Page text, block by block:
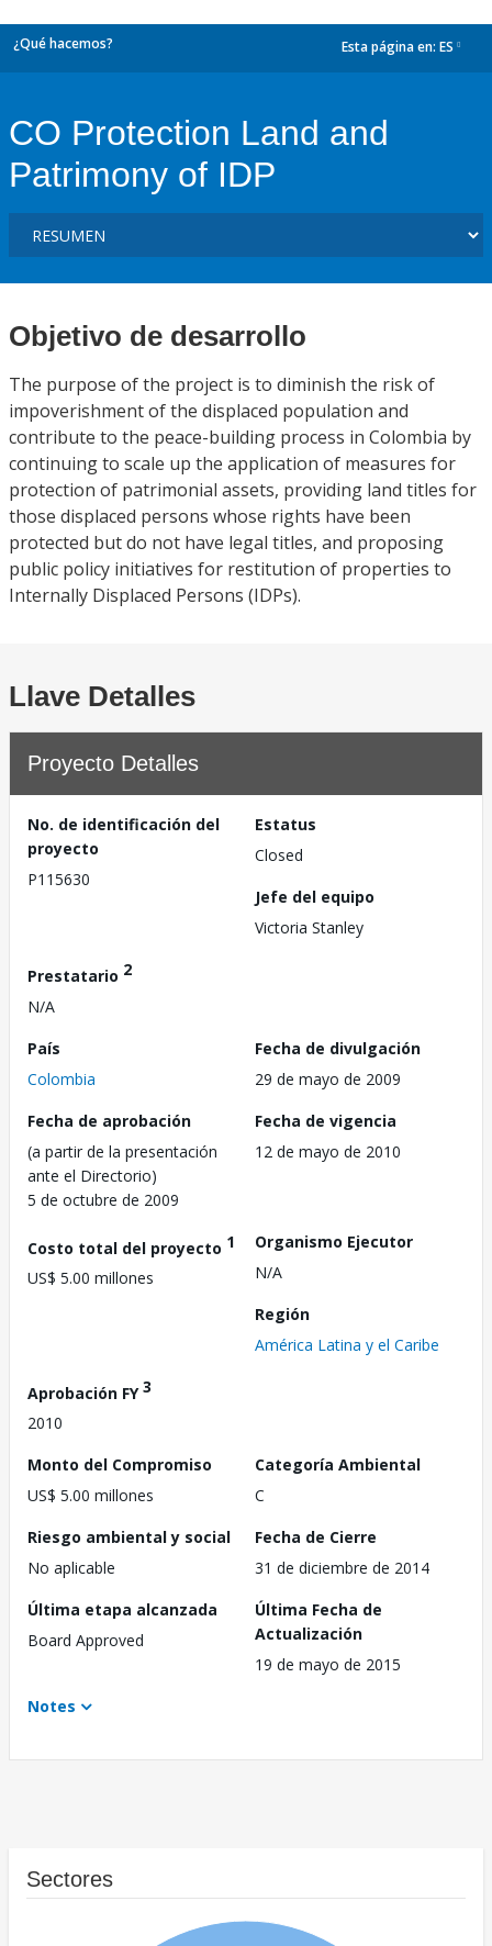
¿Qué hacemos? Esta página en: ES
CO Protection Land and
Patrimony of IDP
Objetivo de desarrollo
The purpose of the project is to diminish the risk of
impoverishment of the displaced population and
contribute to the peace-building process in Colombia by
continuing to scale up the application of measures for
protection of patrimonial assets, providing land titles for
those displaced persons whose rights have been
protected but do not have legal titles, and proposing
public policy initiatives for restitution of properties to
Internally Displaced Persons (IDPs).
Llave Detalles
Proyecto Detalles
No. de identificación del
proyecto
P115630
Estatus
Closed
Jefe del equipo
Victoria Stanley
Prestatario 2
N/A
País
Colombia
Fecha de divulgación
29 de mayo de 2009
Fecha de aprobación
(a partir de la presentación
ante el Directorio)
5 de octubre de 2009
Fecha de vigencia
12 de mayo de 2010
Costo total del proyecto 1
US$ 5.00 millones
Organismo Ejecutor
N/A
Región
América Latina y el Caribe
Aprobación FY3
2010
Monto del Compromiso
US$ 5.00 millones
Categoría Ambiental
C
Riesgo ambiental y social
No aplicable
Fecha de Cierre
31 de diciembre de 2014
Última etapa alcanzada
Board Approved
Última Fecha de
Actualización
19 de mayo de 2015
Notes
Sectores